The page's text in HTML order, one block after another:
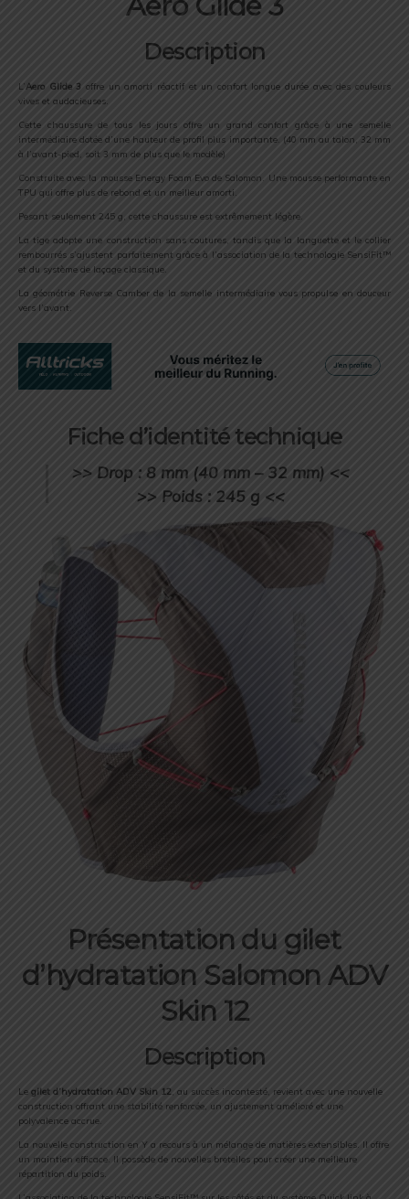
Description
L’Aero Glide 3 offre un amorti réactif et un confort longue durée avec des couleurs
vives et audacieuses.
Cette chaussure de tous les jours offre un grand confort grâce à une semelle
intermédiaire dotée d’une hauteur de profil plus importante. (40 mm au talon, 32 mm
à l’avant-pied, soit 3 mm de plus que le modèle)
Construite avec la mousse Energy Foam Evo de Salomon. Une mousse performante en
TPU qui offre plus de rebond et un meilleur amorti.
Pesant seulement 245 g, cette chaussure est extrêmement légère.
La tige adopte une construction sans coutures, tandis que la languette et le collier
rembourrés s’ajustent parfaitement grâce à l’association de la technologie SensiFit™
et du système de laçage classique.
La géométrie Reverse Camber de la semelle intermédiaire vous propulse en douceur
vers l’avant.
Fiche d’identité technique
>> Drop : 8 mm (40 mm – 32 mm) <<
>> Poids : 245 g <<
Présentation du gilet
d’hydratation Salomon ADV
Skin 12
Description
Le gilet d’hydratation ADV Skin 12, au succès incontesté, revient avec une nouvelle
construction offrant une stabilité renforcée, un ajustement amélioré et une
polyvalence accrue.
La nouvelle construction en Y a recours à un mélange de matières extensibles. Il offre
un maintien efficace. Il possède de nouvelles bretelles pour créer une meilleure
répartition du poids.